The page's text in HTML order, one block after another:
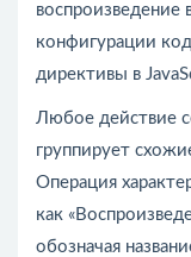
воспроизведение
конфигурации
директивы в
Любое действие
группирует
Операция
как
обозначая